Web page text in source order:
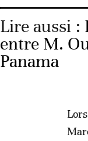
Lire aussi :
entre M.
Panama